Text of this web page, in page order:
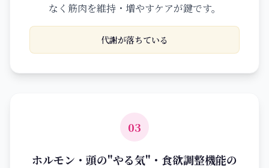
なく筋肉を維持・増やすケアが鍵です。
代謝が落ちている
03
ホルモン・頭の"やる気"・食欲調整機能の